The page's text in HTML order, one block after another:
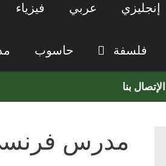
إنجليزي عربي فيزياء
فلسفة حاسوب
الإتصال بنا
مدرس